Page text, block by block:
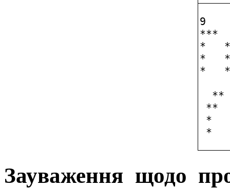
9
*
*
*
*
*
Зауваження щодо